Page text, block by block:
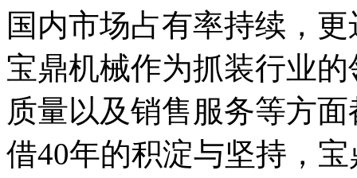
国内市场占有率持续，
宝鼎机械作为抓装行业
质量以及销售服务等方
借40年的积淀与坚持，